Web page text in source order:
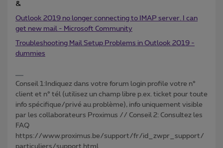
&
Outlook 2019 no longer connecting to IMAP server. I can
get new mail - Microsoft Community
Troubleshooting Mail Setup Problems in Outlook 2019 -
dummies
Conseil 1:Indiquez dans votre forum login profile votre n°
client et n° tél (utilisez un champ libre p.ex. ticket pour toute
info spécifique/privé au problème), info uniquement visible
par les collaborateurs Proximus // Conseil 2: Consultez les
FAQ
https://www.proximus.be/support/fr/id_zwpr_support/
particuliers/support.html